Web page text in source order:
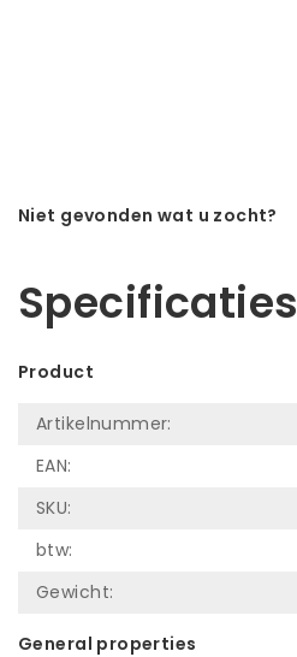
Niet gevonden wat u zocht?
Specificaties
Product
Artikelnummer:
EAN:
SKU:
btw:
Gewicht:
General properties